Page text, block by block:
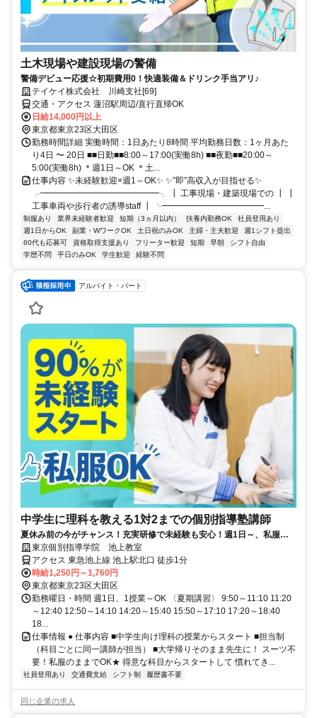
土木現場や建設現場の警備
警備デビュー応援☆初期費用0！快適装備＆ドリンク手当アリ♪
テイケイ株式会社 川崎支社[69]
交通・アクセス 蓮沼駅周辺/直行直帰OK
日給14,000円以上
東京都東京23区大田区
勤務時間詳細 実働時間：1日あたり8時間 平均勤務日数：1ヶ月あた
り4日 〜 20日 ■■日勤■■8:00～17:00(実働8h) ■■夜勤■■20:00～
5:00(実働8h) ＊週1日～OK ＊土...
仕事内容 ✨未経験歓迎×週1～OK✨ ✨”即”高収入が目指せる✨
╭━━━━━━━━━━━━━━╮ ┃ 工事現場・建築現場での ┃ ┃
工事車両や歩行者の誘導staff ┃ ╰━━━━━━━━━━━━...
制服あり 業界未経験者歓迎 短期（3ヵ月以内） 扶養内勤務OK
社員登用あり
週1日からOK
副業・WワークOK 土日祝のみOK 主婦・主夫歓迎
週1シフト提出
60代も応募可
資格取得支援あり フリーター歓迎 短期 早朝
シフト自由
学歴不問
平日のみOK 学生歓迎 経験不問
アルバイト・パート
中学生に理科を教える1対2までの個別指導塾講師
夏休み前の今がチャンス！充実研修で未経験も安心！週1日～、私服
OK！この夏は先生バイトに挑戦
東京個別指導学院 池上教室
アクセス 東急池上線 池上駅北口 徒歩1分
時給1,250円～1,760円
東京都東京23区大田区
勤務曜日・時間 週1日、1授業～OK 〈夏期講習〉 9:50～11:10 11:20
～12:40 12:50～14:10 14:20～15:40 15:50～17:10 17:20～18:40
18...
仕事情報 ● 仕事内容 ■中学生向け理科の授業からスタート ■担当制
（科目ごとに同一講師が担当） ■大学帰りそのまま先生に！ スーツ不
要！私服のままでOK★ 得意な科目からスタートして 慣れてき...
社員登用あり 交通費支給 シフト制 履歴書不要
同じ企業の求人